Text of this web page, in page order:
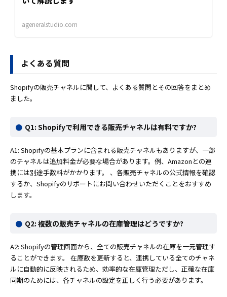
ageneralstudio.com
よくある質問
Shopifyの販売チャネルに関して、よくある質問とその回答をまとめ
ました。
Q1: Shopifyで利用できる販売チャネルは有料ですか?
A1: Shopifyの基本プランに含まれる販売チャネルもありますが、一部
のチャネルは追加料金が必要な場合があります。例、Amazonとの連
携には別途手数料がかかります。 、各販売チャネルの公式情報を確認
するか、Shopifyのサポートにお問い合わせいただくことをおすすめ
します。
Q2: 複数の販売チャネルの在庫管理はどうですか?
A2: Shopifyの管理画面から、全ての販売チャネルの在庫を一元管理す
ることができます。 在庫数を更新すると、連携している全てのチャネ
ルに自動的に反映されるため、効率的な在庫管理ただし、正確な在庫
同期のためには、各チャネルの設定を正しく行う必要があります。